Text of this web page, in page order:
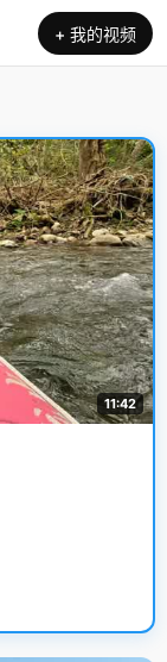
+ 我的视频
11:42